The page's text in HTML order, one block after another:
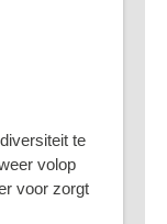
te
volop
voor zorgt